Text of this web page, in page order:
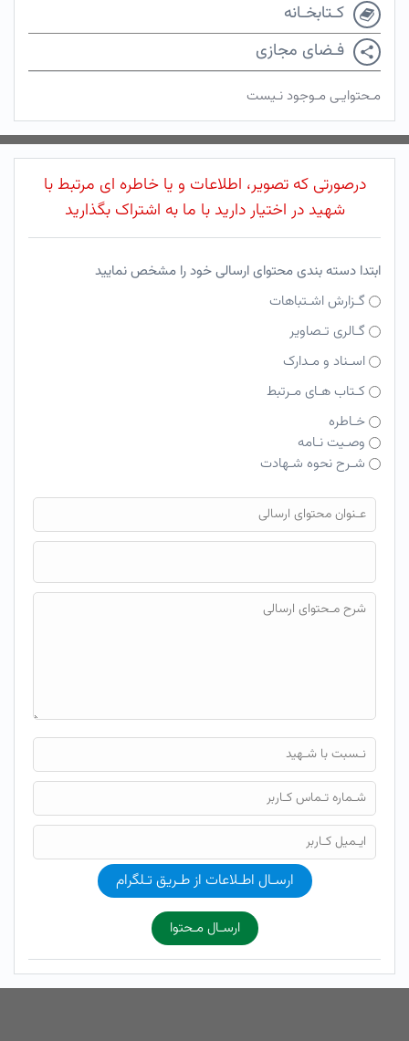
کـتابخـانه
فـضای مجازی
مـحتوایـی مـوجود نـیست
درصورتی که تصویر، اطلاعات و یا خاطره ای مرتبط با
شهید در اختیار دارید با ما به اشتراک بگذارید
ابتدا دسته بندی محتوای ارسالی خود را مشخص نمایید
گـزارش اشـتباهات
گـالری تـصاویر
اسـناد و مـدارک
کـتاب هـای مـرتبط
خـاطره
وصـیت نـامه
شـرح نحوه شـهادت
فایل محتوای ارسالی
ارسـال اطـلاعات از طـریق تـلگرام
ارسـال مـحتوا